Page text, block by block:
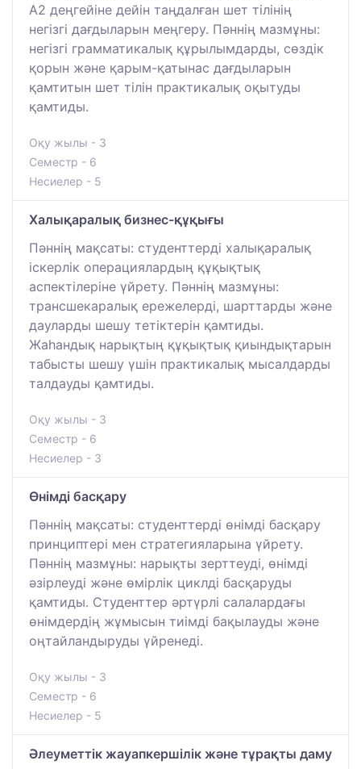
А2 деңгейіне дейін таңдалған шет тілінің
негізгі дағдыларын меңгеру. Пәннің мазмұны:
негізгі грамматикалық құрылымдарды, сөздік
қорын және қарым-қатынас дағдыларын
қамтитын шет тілін практикалық оқытуды
қамтиды.
Оқу жылы - 3
Семестр - 6
Несиелер - 5
Халықаралық бизнес-құқығы
Пәннің мақсаты: студенттерді халықаралық
іскерлік операциялардың құқықтық
аспектілеріне үйрету. Пәннің мазмұны:
трансшекаралық ережелерді, шарттарды және
дауларды шешу тетіктерін қамтиды.
Жаһандық нарықтың құқықтық қиындықтарын
табысты шешу үшін практикалық мысалдарды
талдауды қамтиды.
Оқу жылы - 3
Семестр - 6
Несиелер - 3
Өнімді басқару
Пәннің мақсаты: студенттерді өнімді басқару
принциптері мен стратегияларына үйрету.
Пәннің мазмұны: нарықты зерттеуді, өнімді
әзірлеуді және өмірлік циклді басқаруды
қамтиды. Студенттер әртүрлі салалардағы
өнімдердің жұмысын тиімді бақылауды және
оңтайландыруды үйренеді.
Оқу жылы - 3
Семестр - 6
Несиелер - 5
Әлеуметтік жауапкершілік және тұрақты даму